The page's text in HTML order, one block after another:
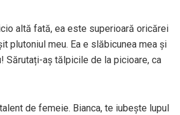
altă fată, ea este superioară oricărei
plutoniul meu. Ea e slăbicunea mea și
Sărutați-aș tălpicile de la picioare, ca
de femeie. Bianca, te iubește lupul